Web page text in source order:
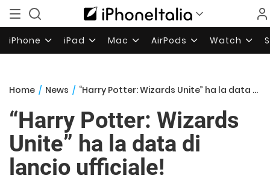
iPhone iPad Mac AirPods Watch
Home / News / “Harry Potter: Wizards Unite” ha la data di lancio ufficiale!
“Harry Potter: Wizards
Unite” ha la data di
lancio ufficiale!